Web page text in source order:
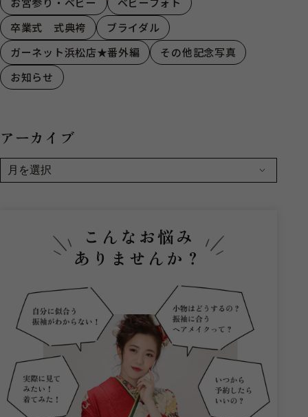
卒業式 式典袴
ブライダル
ガーネット浜松店★番外編
その他記念写真
お知らせ
アーカイブ
こんなお悩み
ありませんか？